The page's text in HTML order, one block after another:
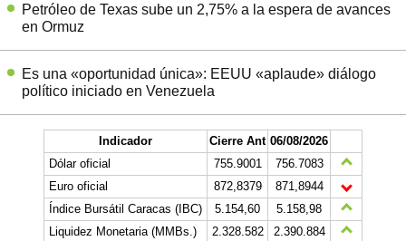
Petróleo de Texas sube un 2,75% a la espera de avances
en Ormuz
Es una «oportunidad única»: EEUU «aplaude» diálogo
político iniciado en Venezuela
Indicador Cierre Ant 06/08/2026
Dólar oficial
755.9001
756.7083
Euro oficial
872,8379
871,8944
Índice Bursátil Caracas (IBC)
5.154,60
5.158,98
Liquidez Monetaria (MMBs.)
2.328.582
2.390.884